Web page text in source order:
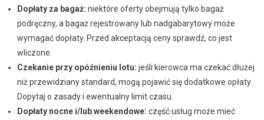
Dopłaty za bagaż: niektóre oferty obejmują tylko bagaż
podręczny, a bagaż rejestrowany lub nadgabarytowy może
wymagać dopłaty. Przed akceptacją ceny sprawdź, co jest
wliczone.
Czekanie przy opóźnieniu lotu: jeśli kierowca ma czekać dłużej
niż przewidziany standard, mogą pojawić się dodatkowe opłaty.
Dopytaj o zasady i ewentualny limit czasu.
Dopłaty nocne i/lub weekendowe: część usług może mieć